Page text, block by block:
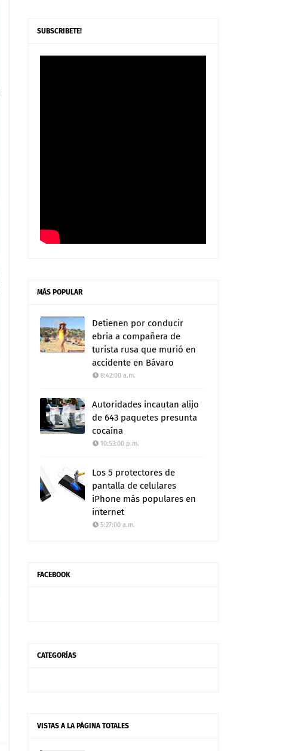
SUBSCRIBETE!
MÁS POPULAR
Detienen por conducir
ebria a compañera de
turista rusa que murió en
accidente en Bávaro
8:42:00 a.m.
Autoridades incautan alijo
de 643 paquetes presunta
cocaína
10:53:00 p.m.
Los 5 protectores de
pantalla de celulares
iPhone más populares en
internet
5:27:00 a.m.
FACEBOOK
CATEGORÍAS
VISTAS A LA PÁGINA TOTALES